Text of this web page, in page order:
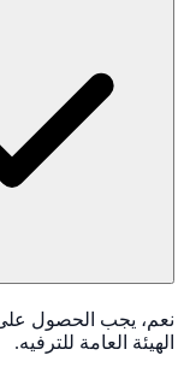
نعم، يجب الحصول
الهيئة العامة للترفيه.